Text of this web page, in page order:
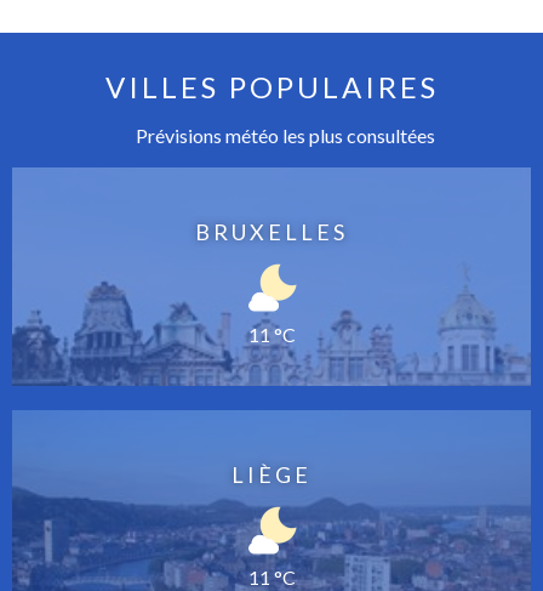
VILLES POPULAIRES
Prévisions météo les plus consultées
BRUXELLES
11 °C
LIÈGE
11 °C